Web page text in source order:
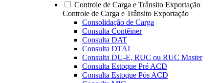
Controle de Carga e Trânsito Exportação
Controle de Carga e Trânsito Exportação
Consolidação de Carga
Consulta Contêiner
Consulta DAT
Consulta DTAI
Consulta DU-E, RUC ou RUC Master
Consulta Estoque Pré ACD
Consulta Estoque Pós ACD